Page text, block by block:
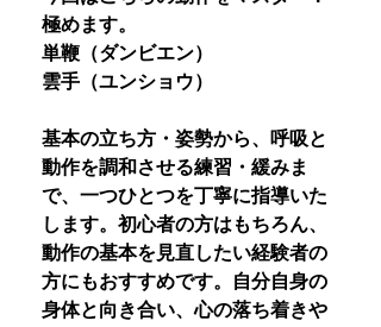
極めます。
単鞭（ダンビエン）
雲手（ユンショウ）
基本の立ち方・姿勢から、呼吸と
動作を調和させる練習・緩みま
で、一つひとつを丁寧に指導いた
します。初心者の方はもちろん、
動作の基本を見直したい経験者の
方にもおすすめです。自分自身の
身体と向き合い、心の落ち着きや